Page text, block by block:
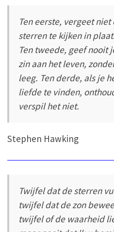
Ten eerste, vergeet
sterren te kijken in
Ten tweede, geef nooit
zin aan het leven,
leeg. Ten derde, als je
liefde te vinden,
verspil het niet.
Stephen Hawking
Twijfel dat de sterren
twijfel dat de zon
twijfel of de waarheid